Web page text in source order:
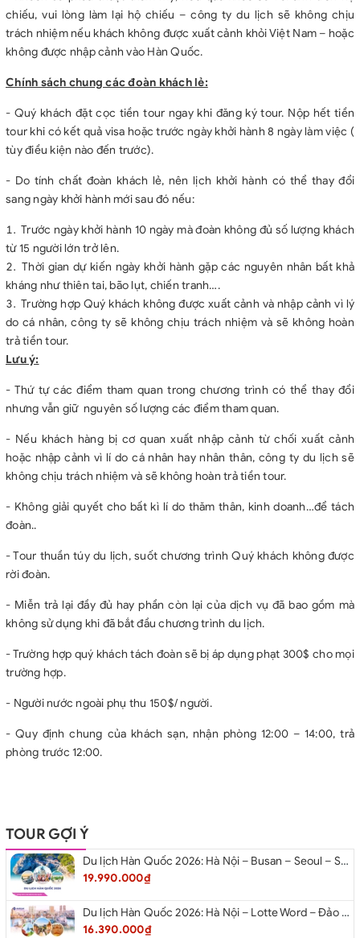
chiếu, vui lòng làm lại hộ chiếu – công ty du lịch sẽ không chịu
trách nhiệm nếu khách không được xuất cảnh khỏi Việt Nam – hoặc
không được nhập cảnh vào Hàn Quốc.
Chính sách chung các đoàn khách lẻ:
- Quý khách đặt cọc tiền tour ngay khi đăng ký tour. Nộp hết tiền
tour khi có kết quả visa hoặc trước ngày khởi hành 8 ngày làm việc (
tùy điều kiện nào đến trước).
- Do tính chất đoàn khách lẻ, nên lịch khởi hành có thể thay đổi
sang ngày khởi hành mới sau đó nếu:
Trước ngày khởi hành 10 ngày mà đoàn không đủ số lượng khách
từ 15 người lớn trở lên.
Thời gian dự kiến ngày khởi hành gặp các nguyên nhân bất khả
kháng như thiên tai, bão lụt, chiến tranh….
Trường hợp Quý khách không được xuất cảnh và nhập cảnh vì lý
do cá nhân, công ty sẽ không chịu trách nhiệm và sẽ không hoàn
trả tiền tour.
Lưu ý:
- Thứ tự các điểm tham quan trong chương trình có thể thay đổi
nhưng vẫn giữ nguyên số lượng các điểm tham quan.
- Nếu khách hàng bị cơ quan xuất nhập cảnh từ chối xuất cảnh
hoặc nhập cảnh vì lí do cá nhân hay nhân thân, công ty du lịch sẽ
không chịu trách nhiệm và sẽ không hoàn trả tiền tour.
- Không giải quyết cho bất kì lí do thăm thân, kinh doanh…để tách
đoàn..
- Tour thuần túy du lịch, suốt chương trình Quý khách không được
rời đoàn.
- Miễn trả lại đầy đủ hay phần còn lại của dịch vụ đã bao gồm mà
không sử dụng khi đã bắt đầu chương trình du lịch.
- Trường hợp quý khách tách đoàn sẽ bị áp dụng phạt 300$ cho mọi
trường hợp.
- Người nước ngoài phụ thu 150$/ người.
- Quy định chung của khách sạn, nhận phòng 12:00 – 14:00, trả
phòng trước 12:00.
TOUR GỢI Ý
Du lịch Hàn Quốc 2026: Hà Nội – Busan – Seoul – Starfiled – Lotte Worf
19.990.000₫
Du lịch Hàn Quốc 2026: Hà Nội – Lotte Word – Đảo Nami – Làng Cổ Hanok Bukchon
16.390.000₫